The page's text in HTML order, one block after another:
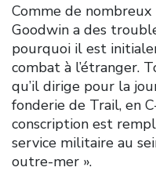
Comme de nombreux
Goodwin a des
pourquoi il est
combat à l’étranger.
qu’il dirige pour la
fonderie de Trail, en
conscription est
service militaire au
outre-mer ».